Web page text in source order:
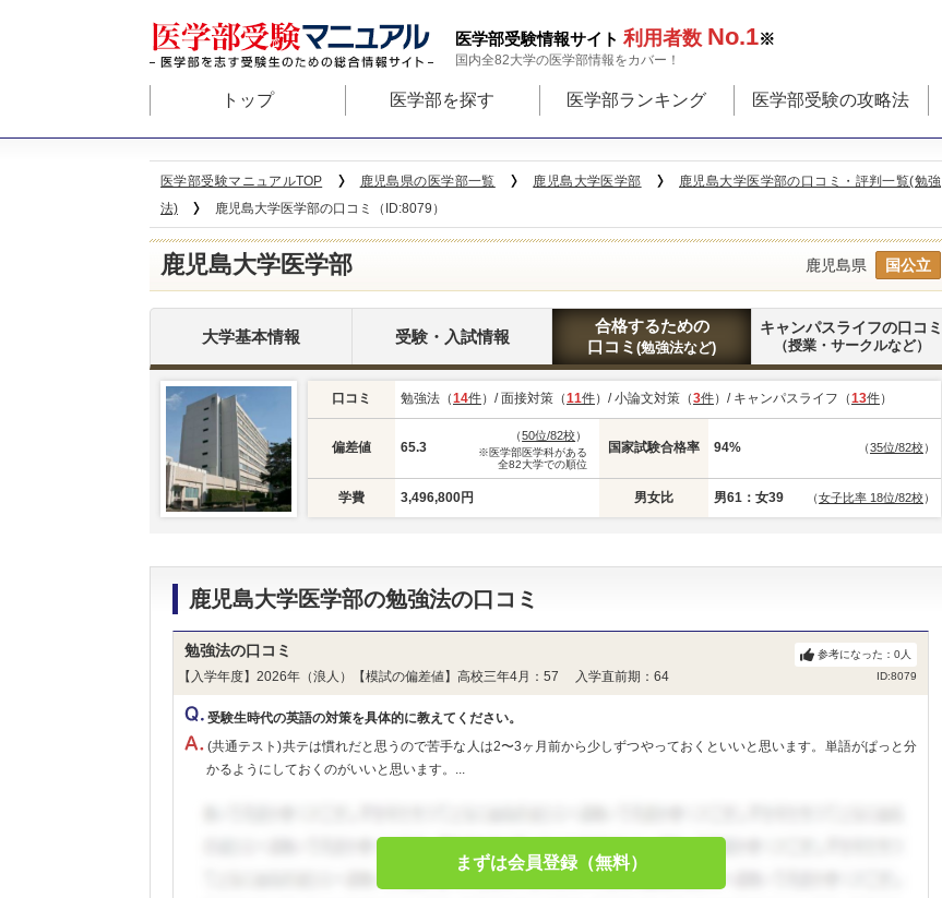
医学部受験情報サイト 利用者数 No.1※
国内全82大学の医学部情報をカバー！
トップ 医学部を探す 医学部ランキング 医学部受験の攻略法
医学部受験マニュアルTOP 鹿児島県の医学部一覧 鹿児島大学医学部
鹿児島大学医学部の口コミ・評判一覧(勉強
法)
鹿児島大学医学部の口コミ（ID:8079）
鹿児島大学医学部 鹿児島県 国公立
大学基本情報 受験・入試情報
合格するための
口コミ (勉強法など)
キャンパスライフの口コミ
（授業・サークルなど）
口コミ 勉強法（14件）/ 面接対策（11件）/ 小論文対策（3件）/ キャンパスライフ（13件）
偏差値 65.3
（50位/82校）
※医学部医学科がある
全82大学での順位
国家試験合格率 94% （35位/82校）
学費 3,496,800円 男女比 男61：女39 （女子比率 18位/82校）
鹿児島大学医学部の勉強法の口コミ
勉強法の口コミ
【入学年度】2026年（浪人）【模試の偏差値】高校三年4月：57 入学直前期：64 ID:8079
参考になった： 0人
受験生時代の英語の対策を具体的に教えてください。
(共通テスト)共テは慣れだと思うので苦手な人は2〜3ヶ月前から少しずつやっておくといいと思います。単語がぱっと分
かるようにしておくのがいいと思います。...
まずは会員登録（無料）